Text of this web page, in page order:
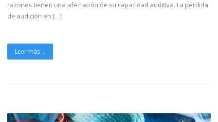
razones tienen una afectación de su capacidad auditiva. La pérdida
de audición en […]
Leer más ...